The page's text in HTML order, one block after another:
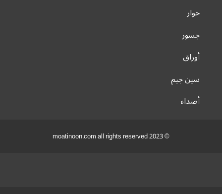
حوار
جسور
أوراق
سين جيم
أصداء
© 2023 moatinoon.com all rights reserved